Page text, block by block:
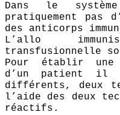
Dans le
pratiquement pas
des anticorps
L’allo
transfusionnelle
Pour établir une
d’un patient il
différents, deux
l’aide des deux
réactifs.